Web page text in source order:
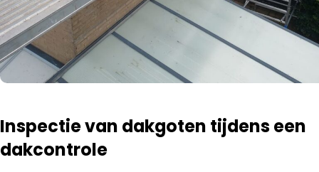
Inspectie van dakgoten tijdens een
dakcontrole